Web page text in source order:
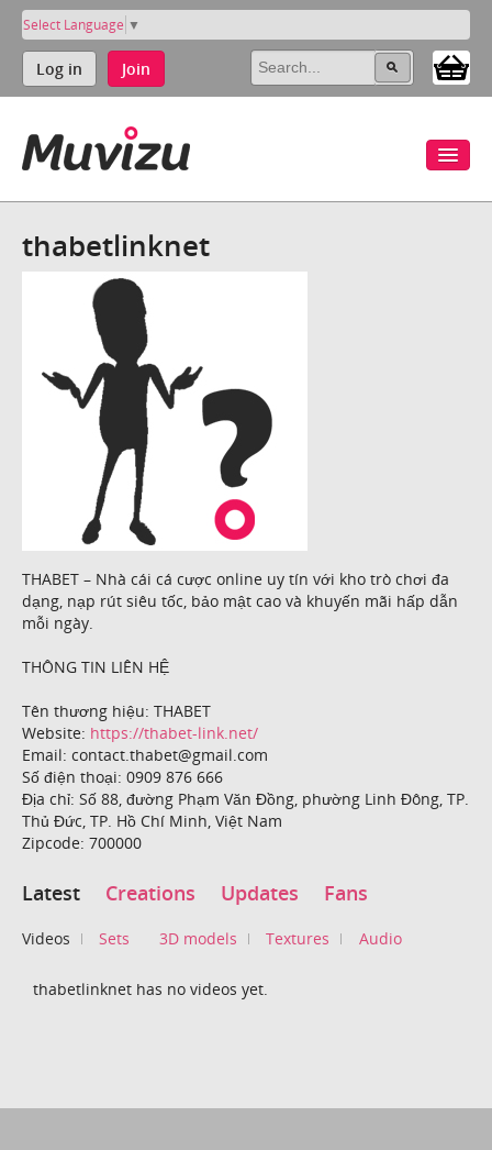
Select Language ▼
Log in Join
thabetlinknet
THABET – Nhà cái cá cược online uy tín với kho trò chơi đa
dạng, nạp rút siêu tốc, bảo mật cao và khuyến mãi hấp dẫn
mỗi ngày.
THÔNG TIN LIÊN HỆ
Tên thương hiệu: THABET
Website: https://thabet-link.net/
Email: contact.thabet@gmail.com
Số điện thoại: 0909 876 666
Địa chỉ: Số 88, đường Phạm Văn Đồng, phường Linh Đông, TP.
Thủ Đức, TP. Hồ Chí Minh, Việt Nam
Zipcode: 700000
Latest Creations Updates Fans
Videos Sets 3D models Textures Audio
thabetlinknet has no videos yet.